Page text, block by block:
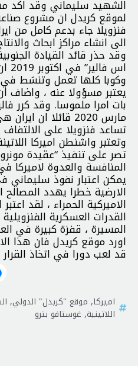
الشهيد سليماني وقد اكد
لموقع كريدل ان مشروع
فنزويلا جاء بدعم كامل من
الى انشاء مراكز ابحاث
وقد حذر قائد القيادة
وكوبا كلها تعمل وتنشط في
يعتبر مسؤولا عنه ، واضاف ان
بات امرا ملموسا. وقد كرر
مارس 2020 قائلا
تساعد فنزويلا على
وتعتبر واشنطن اميركا
تصر على تنفيذ “عقيدة
المنافسة والعدوة
يمكن اعتبار نفوذ سليماني
الارضية خطرا يهدد المصالح
الاميركية الحمراء ، لقد
القدرات العسكرية
المسيرة ، قفزة كبيرة في
اورد موقع كريدل فان هذا
قد لعب دورا في اتخاذ
اميركا, موقع "كريدل" الدولي,
اللاتينية, غوستافو بترو